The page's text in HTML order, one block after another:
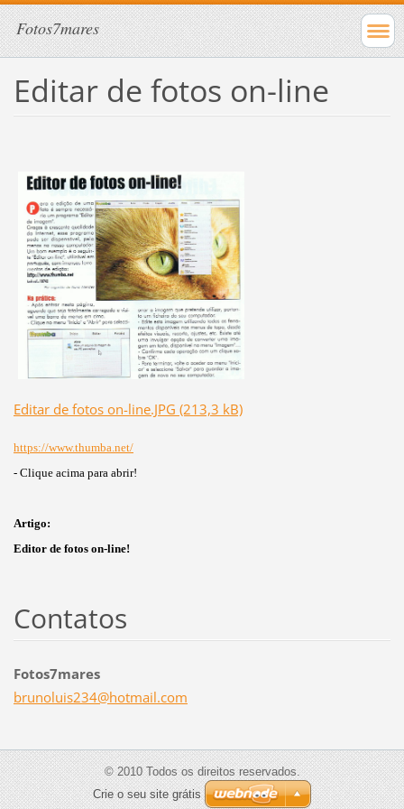
Fotos7mares
Editar de fotos on-line
Editar de fotos on-line.JPG (213,3 kB)
https://www.thumba.net/
- Clique acima para abrir!
Artigo:
Editor de fotos on-line!
Contatos
Fotos7mares
brunoluis234@hotmail.com
© 2010 Todos os direitos reservados.
Crie o seu site grátis